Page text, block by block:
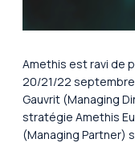
Amethis est ravi de
20/21/22
Gauvrit (Managing
stratégie Amethis
(Managing Partner)